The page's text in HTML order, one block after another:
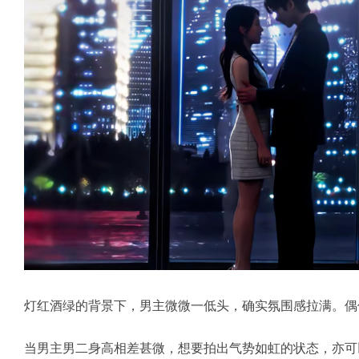
灯红酒绿的背景下，男主微微一低头，确实氛围感拉满。
当男主男二身高相差甚微，想要拍出气势如虹的状态，亦